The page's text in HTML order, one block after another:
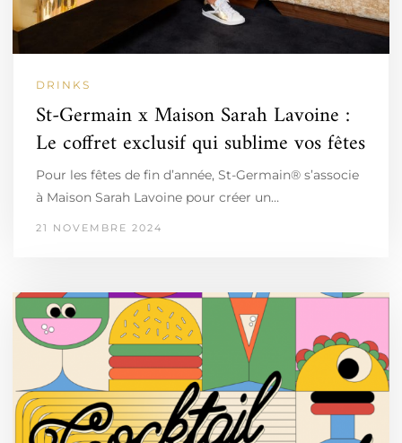
DRINKS
St-Germain x Maison Sarah Lavoine :
Le coffret exclusif qui sublime vos fêtes
Pour les fêtes de fin d’année, St-Germain® s’associe
à Maison Sarah Lavoine pour créer un…
21 NOVEMBRE 2024